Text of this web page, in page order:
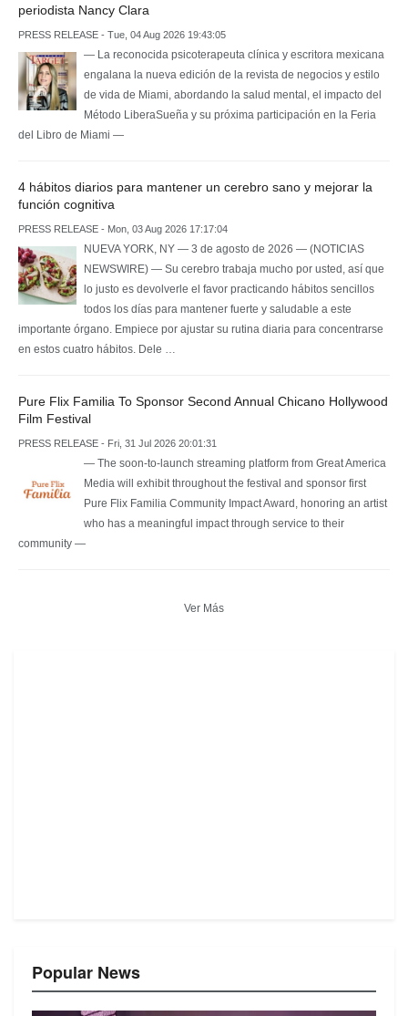
periodista Nancy Clara
PRESS RELEASE - Tue, 04 Aug 2026 19:43:05
— La reconocida psicoterapeuta clínica y escritora mexicana
engalana la nueva edición de la revista de negocios y estilo
de vida de Miami, abordando la salud mental, el impacto del
Método LiberaSueña y su próxima participación en la Feria
del Libro de Miami —
4 hábitos diarios para mantener un cerebro sano y mejorar la
función cognitiva
PRESS RELEASE - Mon, 03 Aug 2026 17:17:04
NUEVA YORK, NY — 3 de agosto de 2026 — (NOTICIAS
NEWSWIRE) — Su cerebro trabaja mucho por usted, así que
lo justo es devolverle el favor practicando hábitos sencillos
todos los días para mantener fuerte y saludable a este
importante órgano. Empiece por ajustar su rutina diaria para concentrarse
en estos cuatro hábitos. Dele …
Pure Flix Familia To Sponsor Second Annual Chicano Hollywood
Film Festival
PRESS RELEASE - Fri, 31 Jul 2026 20:01:31
— The soon-to-launch streaming platform from Great America
Media will exhibit throughout the festival and sponsor first
Pure Flix Familia Community Impact Award, honoring an artist
who has a meaningful impact through service to their
community —
Ver Más
Popular News